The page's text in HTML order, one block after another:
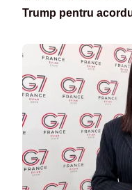
Trump pentru